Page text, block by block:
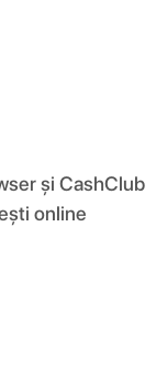
și CashClub
online